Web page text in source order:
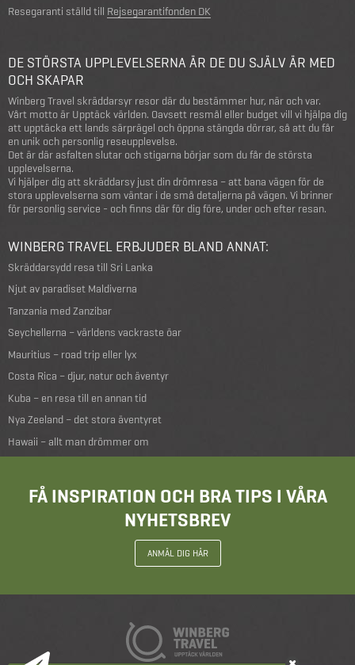
Resegaranti ställd till Rejsegarantifonden DK
DE STÖRSTA UPPLEVELSERNA ÄR DE DU SJÄLV ÄR MED
OCH SKAPAR
Winberg Travel skräddarsyr resor där du bestämmer hur, när och var.
Vårt motto är Upptäck världen. Oavsett resmål eller budget vill vi hjälpa dig
att upptäcka ett lands särprägel och öppna stängda dörrar, så att du får
en unik och personlig reseupplevelse.
Det är där asfalten slutar och stigarna börjar som du får de största
upplevelserna.
Vi hjälper dig att skräddarsy just din drömresa – att bana vägen för de
stora upplevelserna som väntar i de små detaljerna på vägen. Vi brinner
för personlig service - och finns där för dig före, under och efter resan.
WINBERG TRAVEL ERBJUDER BLAND ANNAT:
Skräddarsydd resa till Sri Lanka
Njut av paradiset Maldiverna
Tanzania med Zanzibar
Seychellerna – världens vackraste öar
Mauritius – road trip eller lyx
Costa Rica – djur, natur och äventyr
Kuba – en resa till en annan tid
Nya Zeeland – det stora äventyret
Hawaii – allt man drömmer om
FÅ INSPIRATION OCH BRA TIPS I VÅRA
NYHETSBREV
ANMÄL DIG HÄR